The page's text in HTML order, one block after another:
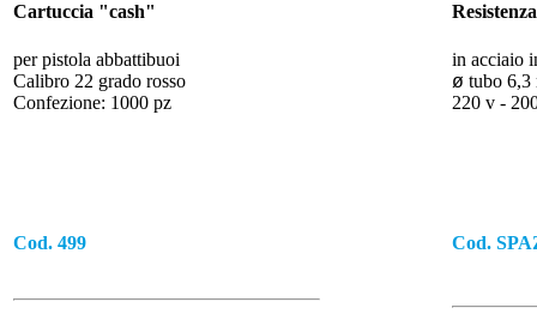
Cartuccia "cash"
per pistola abbattibuoi
Calibro 22 grado rosso
Confezione: 1000 pz
in acciaio
ø tubo 6,3
220 v -
Cod. 499 Cod.